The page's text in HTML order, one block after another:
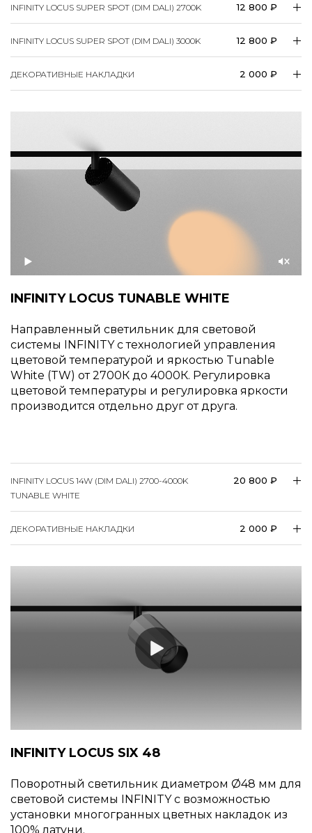
INFINITY LOCUS SUPER SPOT (DIM DALI) 2700K 12 800 ₽
INFINITY LOCUS SUPER SPOT (DIM DALI) 3000K 12 800 ₽
ДЕКОРАТИВНЫЕ НАКЛАДКИ 2 000 ₽
Воспроизвести Со
INFINITY LOCUS TUNABLE WHITE
Направленный светильник для световой
системы INFINITY с технологией управления
цветовой температурой и яркостью Tunable
White (TW) от 2700К до 4000К. Регулировка
цветовой температуры и регулировка яркости
производится отдельно друг от друга.
INFINITY LOCUS 14W (DIM DALI) 2700-4000K
TUNABLE WHITE
20 800 ₽
ДЕКОРАТИВНЫЕ НАКЛАДКИ 2 000 ₽
INFINITY LOCUS SIX 48
Поворотный светильник диаметром
48 мм для
световой системы INFINITY c возможностью
установки многогранных цветных накладок из
100% латуни.